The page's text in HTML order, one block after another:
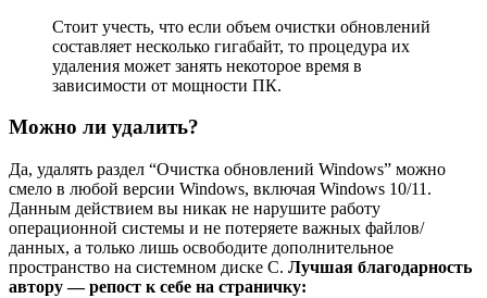
Стоит учесть, что если объем очистки обновлений
составляет несколько гигабайт, то процедура их
удаления может занять некоторое время в
зависимости от мощности ПК.
Можно ли удалить?
Да, удалять раздел “Очистка обновлений Windows” можно
смело в любой версии Windows, включая Windows 10/11.
Данным действием вы никак не нарушите работу
операционной системы и не потеряете важных файлов/
данных, а только лишь освободите дополнительное
пространство на системном диске C. Лучшая благодарность
автору — репост к себе на страничку: